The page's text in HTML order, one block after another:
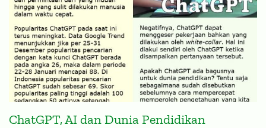
ChatGPT, AI dan Dunia Pendidikan